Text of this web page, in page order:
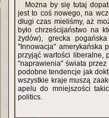
Można by się tutaj
jest to coś nowego, na
długi czas mieliśmy, aż
było chrześcijaństwo na
żydów), grecka
"Innowacja" amerykańska
przyjąć wartości liberalne,
"naprawienia" świata
podobne tendencje jak
wszystkie kraje muszą
apelu do mniejszości
politics.